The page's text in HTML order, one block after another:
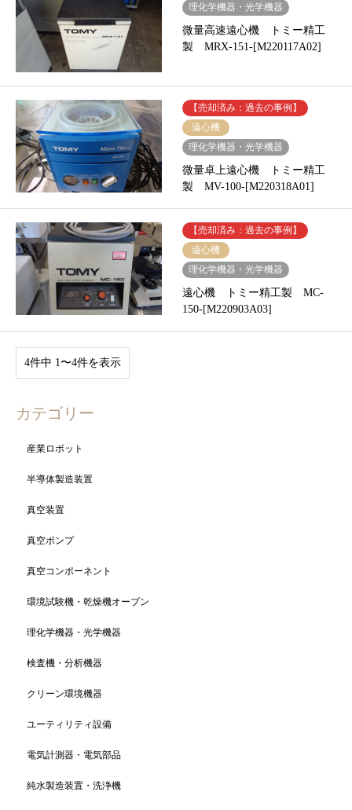
理化学機器・光学機器
微量高速遠心機 トミー精工
製 MRX-151-[M220117A02]
【売却済み：過去の事例】
遠心機
理化学機器・光学機器
微量卓上遠心機 トミー精工
製 MV-100-[M220318A01]
【売却済み：過去の事例】
遠心機
理化学機器・光学機器
遠心機 トミー精工製 MC-
150-[M220903A03]
4件中 1〜4件を表示
カテゴリー
産業ロボット
半導体製造装置
真空装置
真空ポンプ
真空コンポーネント
環境試験機・乾燥機オーブン
理化学機器・光学機器
検査機・分析機器
クリーン環境機器
ユーティリティ設備
電気計測器・電気部品
純水製造装置・洗浄機